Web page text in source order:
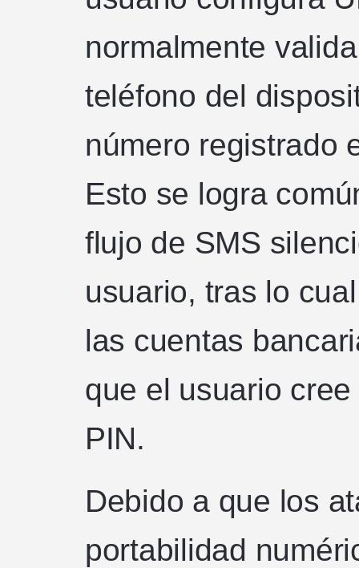
normalmente
teléfono del
número registrado
Esto se logra
flujo de SMS
usuario, tras lo
las cuentas
que el usuario
PIN.
Debido a que los
portabilidad